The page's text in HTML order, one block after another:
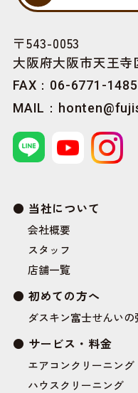
〒543-0053
大阪府大阪市天王寺
FAX：06-6771-1485
MAIL：
当社について
会社概要
スタッフ
店舗一覧
初めての方へ
ダスキン富士せんいの
サービス・料金
エアコンクリーニング
ハウスクリーニング